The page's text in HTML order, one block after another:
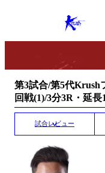
第3試合/第5代Krush
回戦(1)/3分3R・延長
試合レビュー